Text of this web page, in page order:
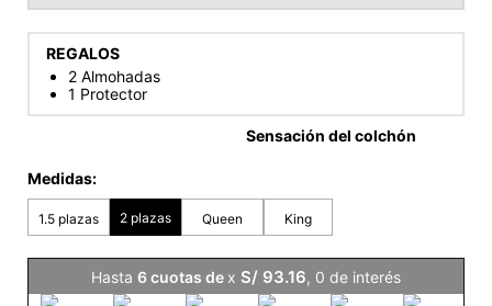
REGALOS
2 Almohadas
1 Protector
Sensación del colchón
Hasta 6 x S/ 93.16, 0 de interés